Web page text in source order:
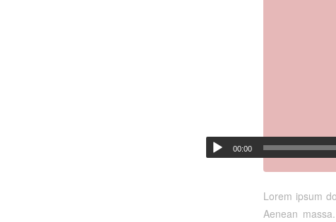
00:00
Lorem ipsum
Aenean